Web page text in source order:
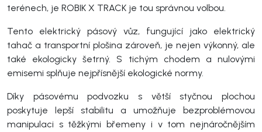
terénech, je ROBIK X TRACK je tou správnou volbou.
Tento elektrický pásový vůz, fungující jako elektrický
tahač a transportní plošina zároveň, je nejen výkonný, ale
také ekologicky šetrný. S tichým chodem a nulovými
emisemi splňuje nejpřísnější ekologické normy.
Díky pásovému podvozku s větší styčnou plochou
poskytuje lepší stabilitu a umožňuje bezproblémovou
manipulaci s těžkými břemeny i v tom nejnáročnějším